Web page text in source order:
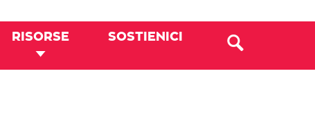
RISORSE SOSTIENICI